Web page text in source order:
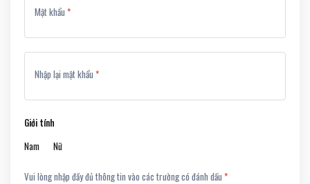
Mật khẩu *
Nhập lại mật khẩu *
Giới tính
Nam
Nữ
Vui lòng nhập đầy đủ thông tin vào các trường có đánh dấu *